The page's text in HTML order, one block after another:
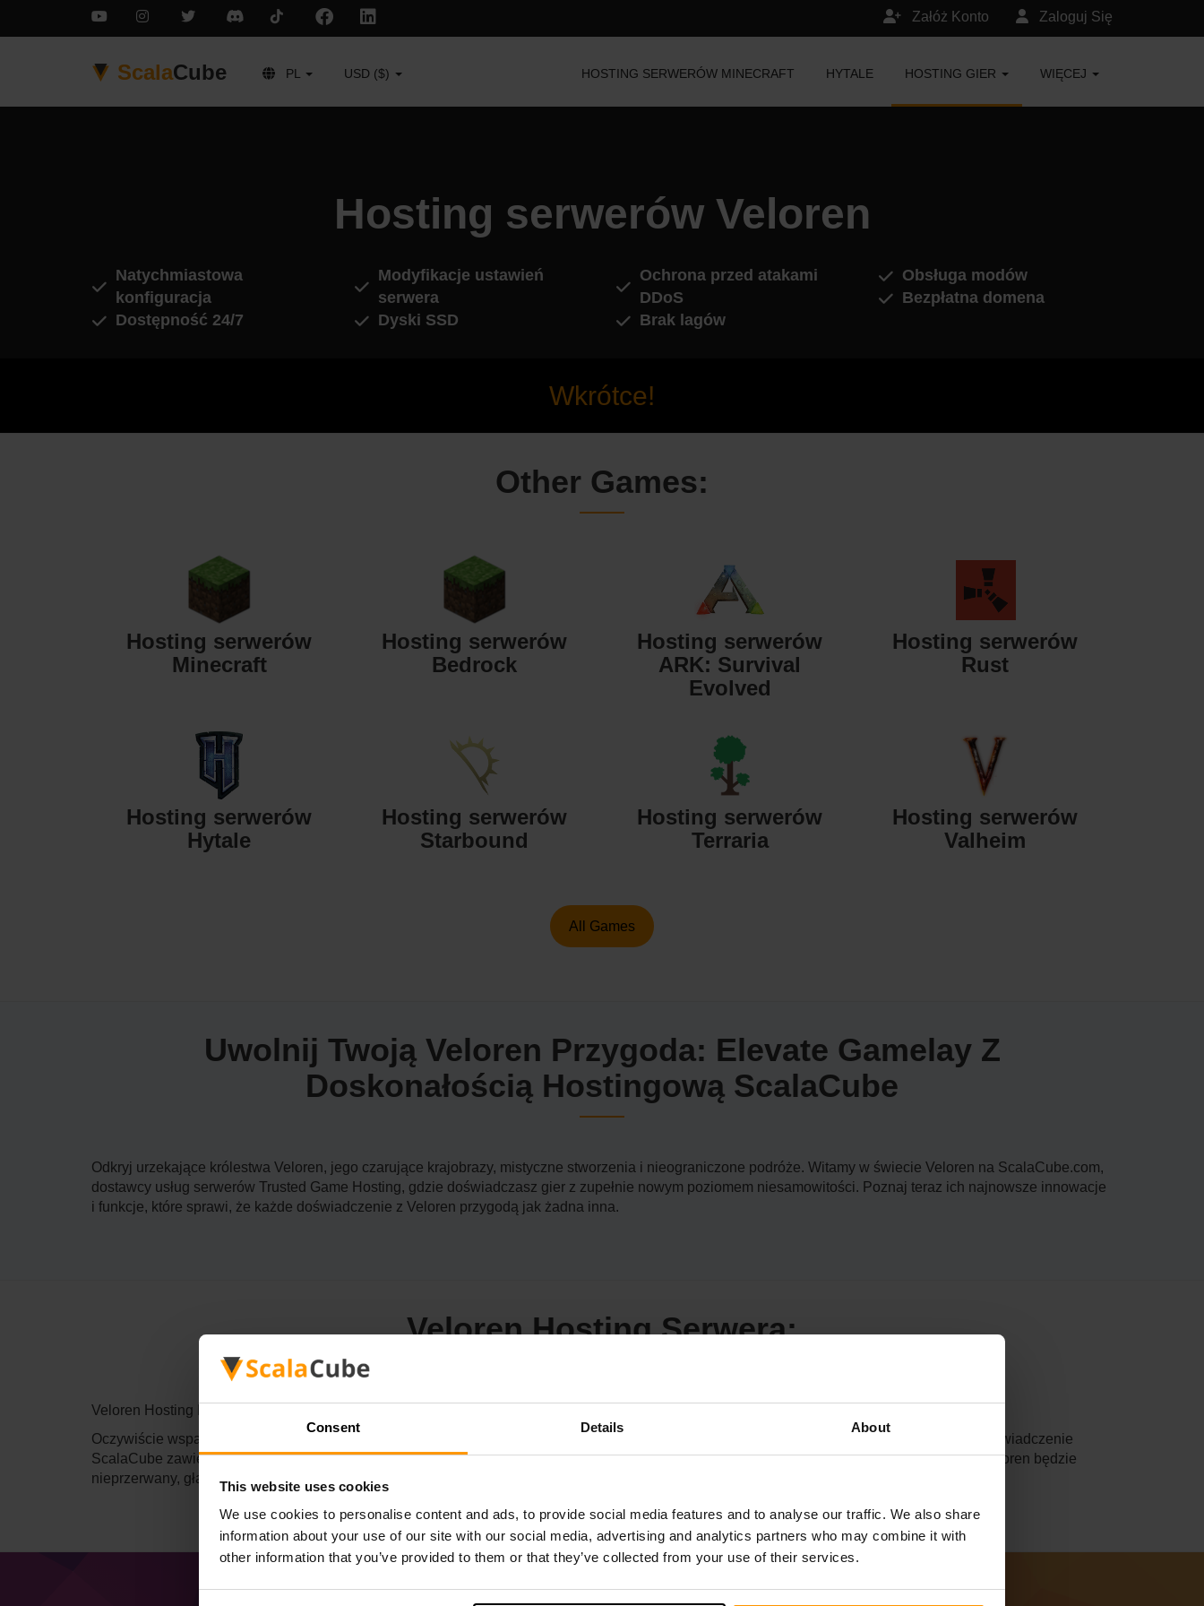
Consent Details About
This website uses cookies
We use cookies to personalise content and ads, to provide social media features and to analyse our traffic. We also share
information about your use of our site with our social media, advertising and analytics partners who may combine it with
other information that you’ve provided to them or that they’ve collected from your use of their services.
Zaloguj Się
Załóż Konto
ScalaCube PL USD ($) HOSTING SERWERÓW MINECRAFT HYTALE HOSTING GIER WIĘCEJ
Hosting serwerów Veloren
Natychmiastowa
konfiguracja
Dostępność 24/7
Modyfikacje ustawień
serwera
Dyski SSD
Ochrona przed atakami
DDoS
Brak lagów
Obsługa modów
Bezpłatna domena
Wkrótce!
Other Games:
Hosting serwerów
Minecraft
Hosting serwerów
Bedrock
Hosting serwerów
ARK: Survival
Evolved
Hosting serwerów
Rust
Hosting serwerów
Hytale
Hosting serwerów
Starbound
Hosting serwerów
Terraria
Hosting serwerów
Valheim
All Games
Uwolnij Twoją Veloren Przygoda: Elevate Gamelay Z
Doskonałością Hostingową ScalaCube
Odkryj urzekające królestwa Veloren, jego czarujące krajobrazy, mistyczne stworzenia i nieograniczone podróże. Witamy w świecie Veloren na ScalaCube.com,
dostawcy usług serwerów Trusted Game Hosting, gdzie doświadczasz gier z zupełnie nowym poziomem niesamowitości. Poznaj teraz ich najnowsze innowacje
i funkcje, które sprawi, że każde doświadczenie z Veloren przygodą jak żadna inna.
Veloren Hosting Serwera:
Veloren Hosting Excellence: Zobowiązanie ScalaCube'a dla epickiej Odyssey
Oczywiście wspaniała przygoda, jak ta dostarczona przez Veloren jest możliwa tylko z równie dobrym doświadczeniem hostingu serwerów. Doświadczenie
ScalaCube zawiera niesamowite kręcenie się, nieustanne wsparcie i najwyższe wyniki, aby zapewnić, że Twoja podróż przez rozległy teren Veloren będzie
nieprzerwany, gładki i bez żadnych czkawek.